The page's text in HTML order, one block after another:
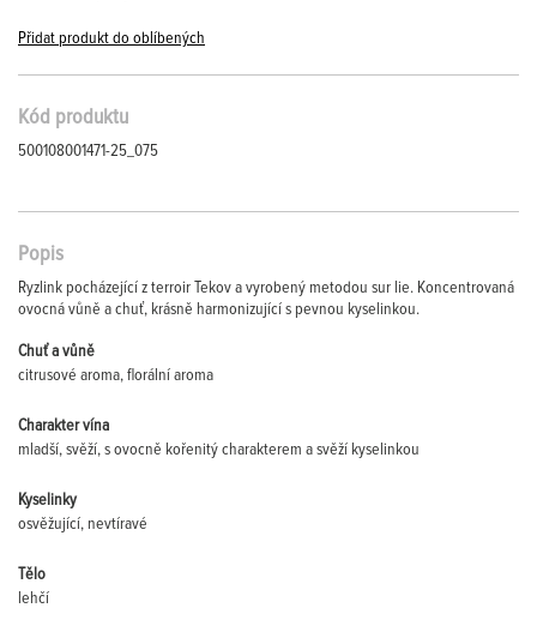
Přidat produkt do oblíbených
Kód produktu
500108001471-25_075
Popis
Ryzlink pocházející z terroir Tekov a vyrobený metodou sur lie. Koncentrovaná
ovocná vůně a chuť, krásně harmonizující s pevnou kyselinkou.
Chuť a vůně
citrusové aroma, florální aroma
Charakter vína
mladší, svěží, s ovocně kořenitý charakterem a svěží kyselinkou
Kyselinky
osvěžující, nevtíravé
Tělo
lehčí